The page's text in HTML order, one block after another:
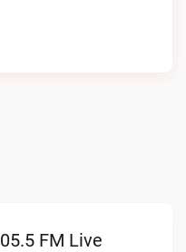
FM Live